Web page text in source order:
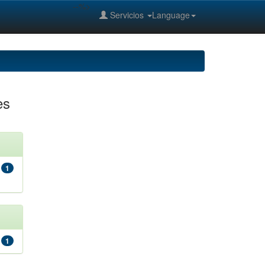
Language
Servicios
--%>
1
1